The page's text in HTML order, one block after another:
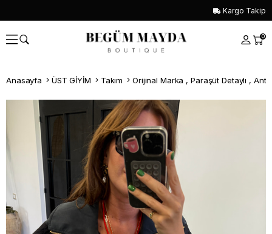
Kargo Takip
0
Anasayfa ÜST GİYİM Takım Orijinal Marka , Paraşüt Detaylı ,
Whatsapp İle Sipariş ver